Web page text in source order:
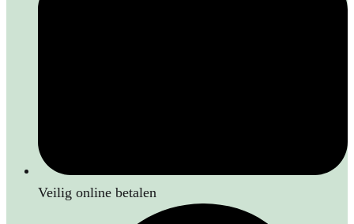
Veilig online betalen